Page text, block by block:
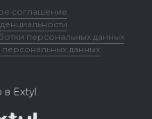
соглашение
персональных данных
данных
в Extyl